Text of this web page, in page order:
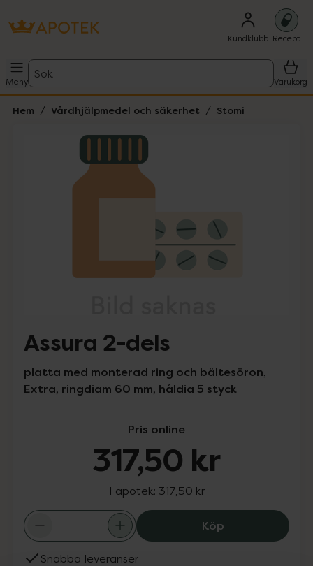
Kundklubb Recept
Meny
Sök
Varukorg
Hem Vårdhjälpmedel och säkerhet Stomi
Lista: . Innehåller 1 objekt.
Assura 2-dels
platta med monterad ring och bältesöron,
Extra, ringdiam 60 mm, håldia 5 styck
Pris online
317,50 kr
I apotek: 317,50 kr
KöpAssura 2-dels,
Snabba leveranser